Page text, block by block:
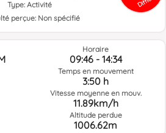
Type: Activité
perçue: Non spécifié
Horaire
09:46 - 14:34
Temps en mouvement
3:50 h
Vitesse moyenne en mouv.
11.89km/h
Altitude perdue
1006.62m